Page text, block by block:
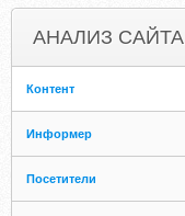
АНАЛИЗ САЙТА
Контент
Информер
Посетители